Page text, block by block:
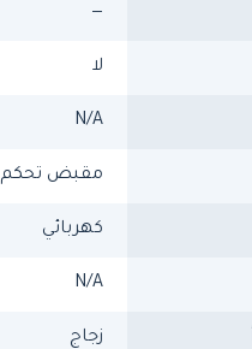
—
لا
N/A
مقبض تحكم
كهربائي
N/A
زجاج